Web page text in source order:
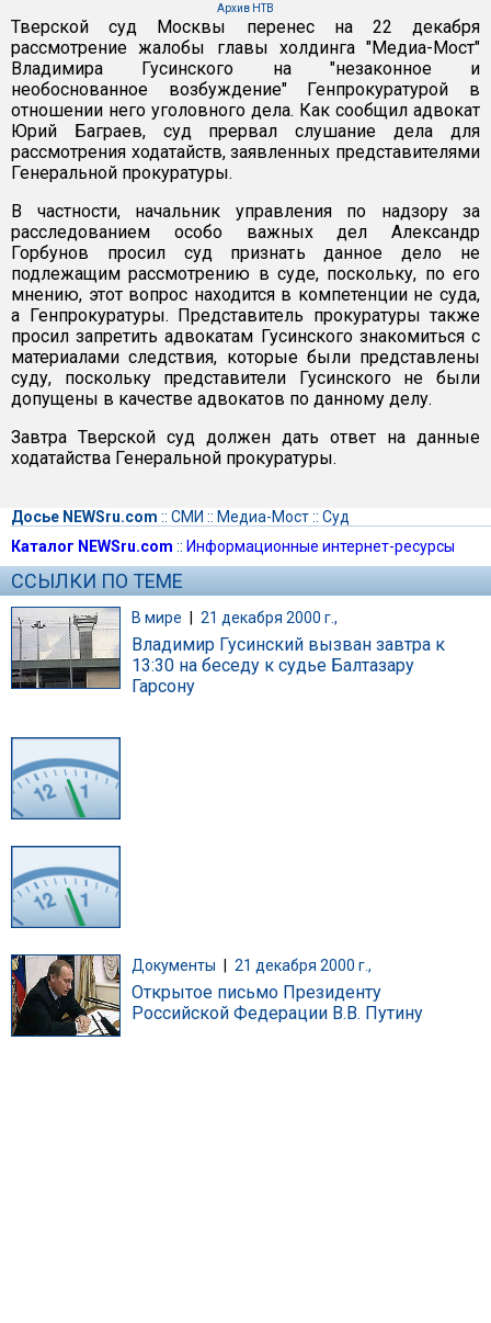
Архив НТВ
Тверской суд Москвы перенес на 22 декабря
рассмотрение жалобы главы холдинга "Медиа-Мост"
Владимира Гусинского на "незаконное и
необоснованное возбуждение" Генпрокуратурой в
отношении него уголовного дела. Как сообщил адвокат
Юрий Баграев, суд прервал слушание дела для
рассмотрения ходатайств, заявленных представителями
Генеральной прокуратуры.
В частности, начальник управления по надзору за
расследованием особо важных дел Александр
Горбунов просил суд признать данное дело не
подлежащим рассмотрению в суде, поскольку, по его
мнению, этот вопрос находится в компетенции не суда,
а Генпрокуратуры. Представитель прокуратуры также
просил запретить адвокатам Гусинского знакомиться с
материалами следствия, которые были представлены
суду, поскольку представители Гусинского не были
допущены в качестве адвокатов по данному делу.
Завтра Тверской суд должен дать ответ на данные
ходатайства Генеральной прокуратуры.
Досье NEWSru.com :: СМИ :: Медиа-Мост:: Суд
Каталог NEWSru.com :: Информационные интернет-ресурсы
ССЫЛКИ ПО ТЕМЕ
В мире | 21 декабря 2000 г.,
Владимир Гусинский вызван завтра к
13:30 на беседу к судье Балтазару
Гарсону
Документы 21 декабря 2000 г.,
Открытое письмо Президенту
Российской Федерации В.В. Путину